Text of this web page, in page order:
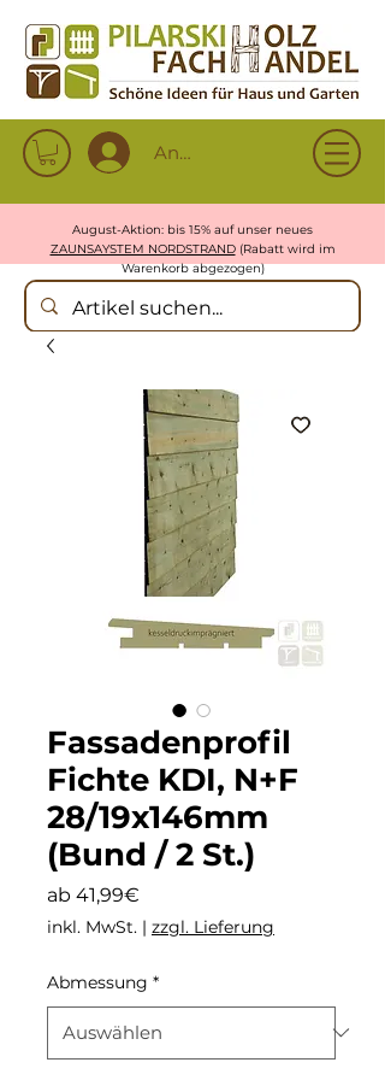
Anmelden
August-Aktion: bis 15% auf unser neues
ZAUNSAYSTEM NORDSTRAND(Rabatt wird im
Warenkorb abgezogen)
Fassadenprofil
Fichte KDI, N+F
28/19x146mm
(Bund / 2 St.)
ab 41,99€
Preis
inkl. MwSt. | zzgl. Lieferung
Abmessung *